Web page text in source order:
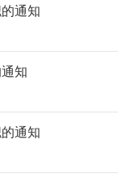
通知
知
通知